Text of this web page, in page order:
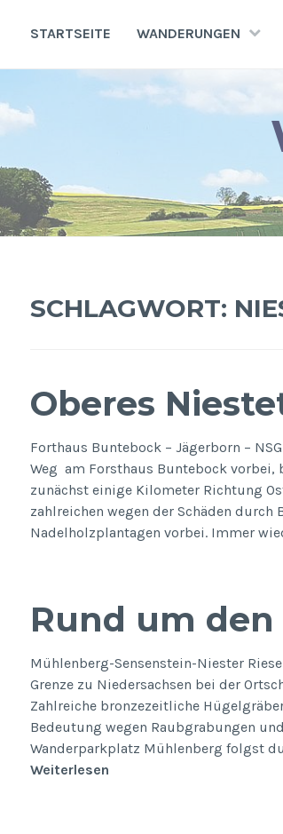
InhaltSTARTSEITE WANDERUNGEN
SCHLAGWORT:
Oberes
Forthaus Buntebock – Jägerborn –
Weg am Forsthaus Buntebock
zunächst einige Kilometer Richtung
zahlreichen wegen der Schäden
Nadelholzplantagen vorbei. Immer
Rund um
Mühlenberg-Sensenstein-Niester
Grenze zu Niedersachsen bei der
Zahlreiche bronzezeitliche
Bedeutung wegen Raubgrabungen
Wanderparkplatz Mühlenberg folgst
WeiterlesenRund